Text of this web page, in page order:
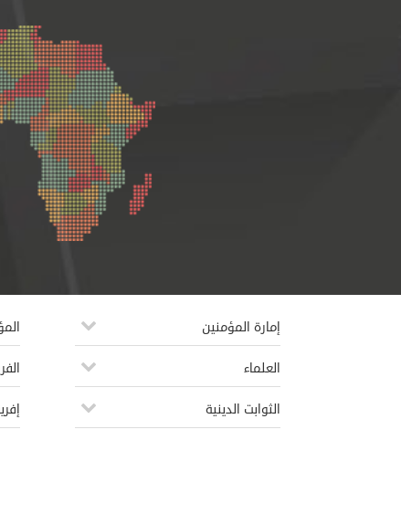
إمارة المؤمنين
العلماء
الثوابت الدينية